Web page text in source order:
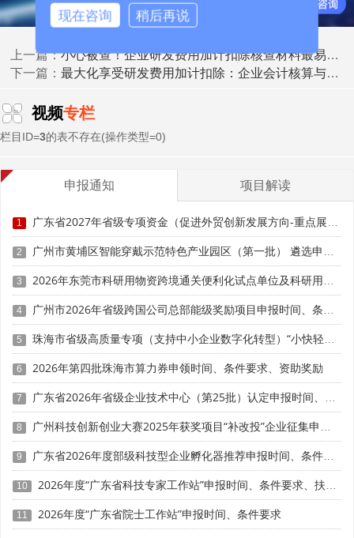
1. 享受方式：企业采取“自行判别、申报享受、相关资
料留存备查”的方式。无需事先备案或审批，企业自行计算加
计扣除金额，并在纳税申报表中填写优惠享受情况。
2. 申报时点： 企业在10月份预缴申报第3季度(按季预
缴)或9月份(按月预缴)企业所得税时，可自主选择享受前三
季度研发费用加计扣除优惠。2023年起，新增7月份预缴申
报时点，企业可就当年上半年发生的研发费用享受加计扣除
政策。
3. 申报渠道：可通过办税服务厅或电子税务局办理，具
体方式可从省(自治区、直辖市和计划单列市)税务局网站查
询。
4. 留存备查资料：企业需留存以下资料备查。研发项目
计划书和立项决议文件。研发机构或项目组的编制情况及研
上一篇：小心被查！企业研发费用加计扣除核查材料最易忽略的细节
下一篇：最大化享受研发费用加计扣除：企业会计核算与管理的价值挖掘
视频专栏
栏目ID=3的表不存在(操作类型=0)
申报通知 项目解读
1 广东省2027年省级专项资金（促进外贸创新发展方向-重点展会和展会配套体系事项）入库申报时间、条件要求、补助奖励
2 广州市黄埔区智能穿戴示范特色产业园区（第一批） 遴选申报时间、条件要求、扶持奖励
3 2026年东莞市科研用物资跨境通关便利化试点单位及科研用物资申报时间、条件要求、扶持政策
4 广州市2026年省级跨国公司总部能级奖励项目申报时间、条件要求、补助标准
5 珠海市省级高质量专项（支持中小企业数字化转型）“小快轻准”数字化转型项目（第十三批）入库储备申报时间、条件要求、补助奖励
6 2026年第四批珠海市算力券申领时间、条件要求、资助奖励
7 广东省2026年省级企业技术中心（第25批）认定申报时间、条件要求、补助奖励
8 广州科技创新创业大赛2025年获奖项目“补改投”企业征集申报时间、条件要求、扶持奖励
9 广东省2026年度部级科技型企业孵化器推荐申报时间、条件要求
10 2026年度“广东省科技专家工作站”申报时间、条件要求、扶持奖励
11 2026年度“广东省院士工作站”申报时间、条件要求
现在咨询 稍后再说